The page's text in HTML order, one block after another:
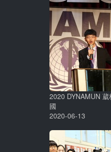
2020 DYNAMUN
國
2020-06-13